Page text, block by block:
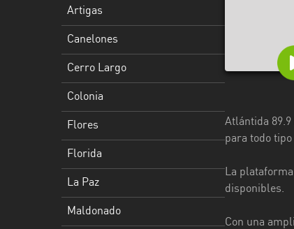
Maldonado
Montevideo
Paysandú
Artigas
Canelones
Cerro Largo
Colonia
Flores
Florida
La Paz
Maldonado
Atlántida
para todo
La
disponibles.
Con una